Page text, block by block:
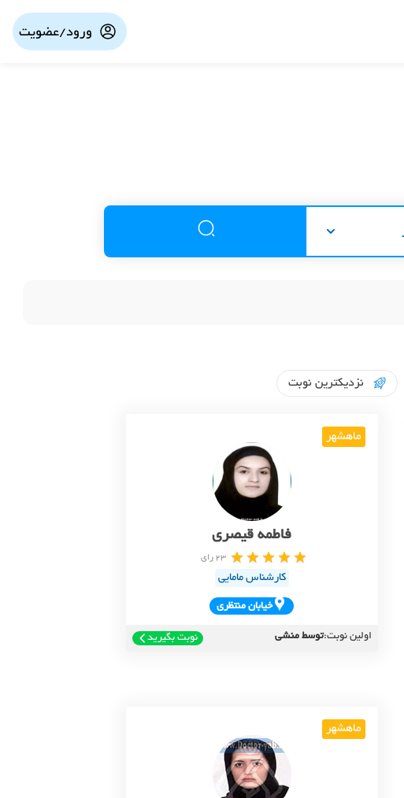
ورود/عضویت
نزدیکترین نوبت
ماهشهر
فاطمه قیصری
23 رای
کارشناس مامایی
خيابان منتظري
اولین نوبت:توسط منشی نوبت بگیرید
ماهشهر